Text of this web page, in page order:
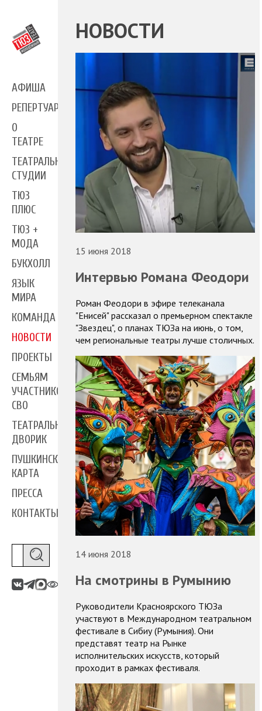
АФИША
РЕПЕРТУАР
О
ТЕАТРЕ
ТЕАТРАЛЬНЫЕ
СТУДИИ
ТЮЗ
ПЛЮС
ТЮЗ +
МОДА
БУКХОЛЛ
ЯЗЫК
МИРА
КОМАНДА
НОВОСТИ
ПРОЕКТЫ
СЕМЬЯМ
УЧАСТНИКОВ
СВО
ТЕАТРАЛЬНЫЙ
ДВОРИК
ПУШКИНСКАЯ
КАРТА
ПРЕССА
КОНТАКТЫ
НОВОСТИ
15 июня 2018
Интервью Романа Феодори
Роман Феодори в эфире телеканала
"Енисей" рассказал о премьерном спектакле
"Звездец", о планах ТЮЗа на июнь, о том,
чем региональные театры лучше столичных.
14 июня 2018
На смотрины в Румынию
Руководители Красноярского ТЮЗа
участвуют в Международном театральном
фестивале в Сибиу (Румыния). Они
представят театр на Рынке
исполнительских искусств, который
проходит в рамках фестиваля.